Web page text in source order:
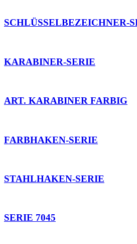
SCHLÜSSELBEZEICHNER-
KARABINER-SERIE
ART. KARABINER FARBIG
FARBHAKEN-SERIE
STAHLHAKEN-SERIE
SERIE 7045